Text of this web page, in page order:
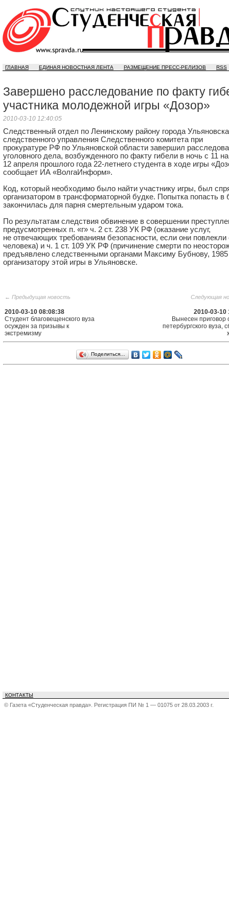
ГЛАВНАЯ ЕДИНАЯ НОВОСТНАЯ ЛЕНТА РАЗМЕЩЕНИЕ ПРЕСС-РЕЛИЗОВ RSS
Завершено расследование по факту
участника молодежной игры «Дозор»
2010-03-10 12:40:05
Следственный отдел по Ленинскому району города Ульяновска
следственного управления Следственного комитета при
прокуратуре РФ по Ульяновской области завершил
уголовного дела, возбужденного по факту гибели в ночь с 11 на
12 апреля прошлого года 22-летнего студента в ходе игры
сообщает ИА «ВолгаИнформ».
Код, который необходимо было найти участнику игры, был
организатором в трансформаторной будке. Попытка попасть в
закончилась для парня смертельным ударом тока.
По результатам следствия обвинение в совершении
предусмотренных п. «г» ч. 2 ст. 238 УК РФ (оказание услуг,
не отвечающих требованиям безопасности, если они повлекли
человека) и ч. 1 ст. 109 УК РФ (причинение смерти по
предъявлено следственными органами Максиму Бубнову,
организатору этой игры в Ульяновске.
← Предыдущая новость
2010-03-10 08:08:38
Студент благовещенского вуза
осужден за призывы к
экстремизму
Следующая
2010-03-10
Вынесен приговор
петербургского вуза,
Поделиться…
КОНТАКТЫ
© Газета «Студенческая правда». Регистрация ПИ № 1 — 01075 от 28.03.2003 г.